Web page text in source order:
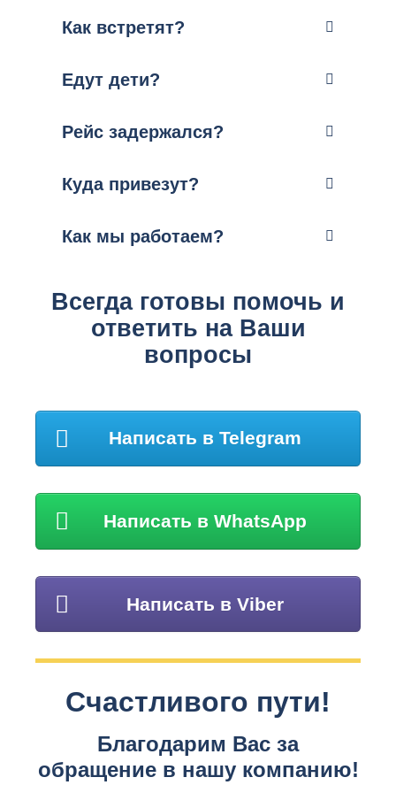
Как встретят?
Едут дети?
Рейс задержался?
Куда привезут?
Как мы работаем?
Всегда готовы помочь и
ответить на Ваши
вопросы
Написать в Telegram
Написать в WhatsApp
Написать в Viber
Счастливого пути!
Благодарим Вас за
обращение в нашу компанию!